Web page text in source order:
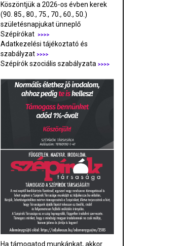
Köszöntjük a 2026-os évben kerek
(90. 85., 80., 75., 70., 60., 50.)
születésnapjukat ünneplő
Szépírókat
>>>>
Adatkezelési tájékoztató és
szabályzat >>>>
Szépírók szociális szabályzata >>>>
Ha támogatod munkánkat, akkor